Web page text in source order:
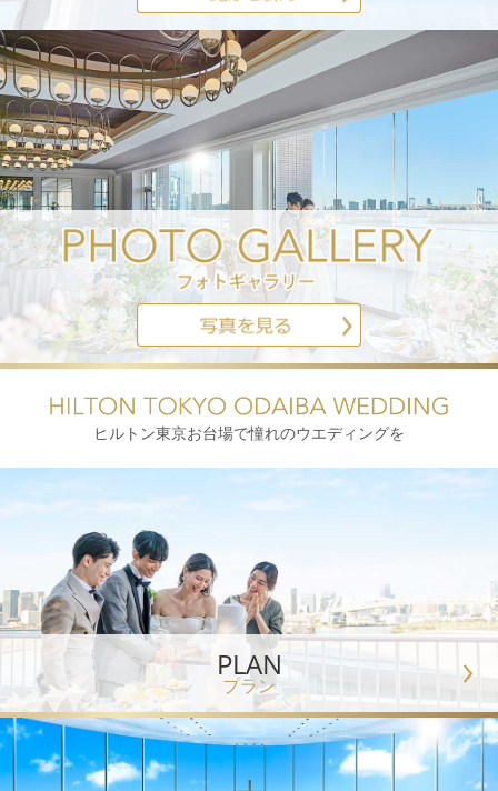
ヒルトン東京お台場で憧れのウエディングを
PLAN
プラン